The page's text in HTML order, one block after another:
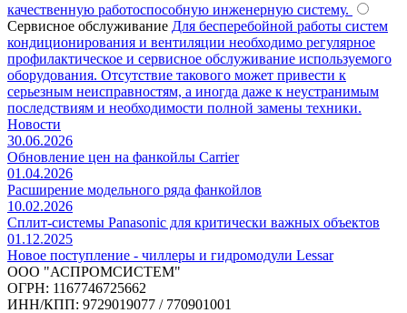
качественную работоспособную инженерную систему.
Сервисное обслуживание Для бесперебойной работы систем
кондиционирования и вентиляции необходимо регулярное
профилактическое и сервисное обслуживание используемого
оборудования. Отсутствие такового может привести к
серьезным неисправностям, а иногда даже к неустранимым
последствиям и необходимости полной замены техники.
Новости
30.06.2026
Обновление цен на фанкойлы Carrier
01.04.2026
Расширение модельного ряда фанкойлов
10.02.2026
Сплит-системы Panasonic для критически важных объектов
01.12.2025
Новое поступление - чиллеры и гидромодули Lessar
ООО "АСПРОМСИСТЕМ"
ОГРН: 1167746725662
ИНН/КПП: 9729019077 / 770901001